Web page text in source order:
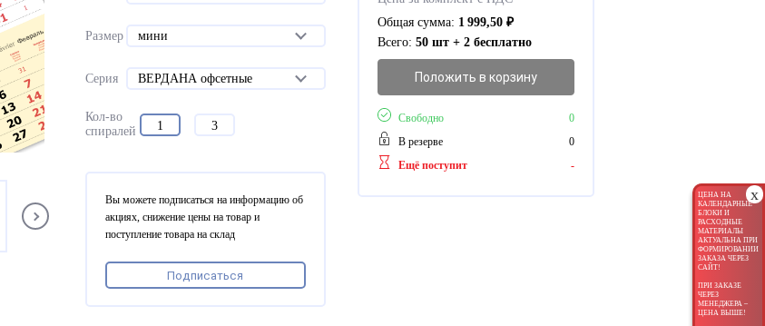
x
ЦЕНА НА
КАЛЕНДАРНЫЕ
БЛОКИ И
РАСХОДНЫЕ
МАТЕРИАЛЫ
АКТУАЛЬНА ПРИ
ФОРМИРОВАНИИ
ЗАКАЗА ЧЕРЕЗ
САЙТ!
ПРИ ЗАКАЗЕ
ЧЕРЕЗ
МЕНЕДЖЕРА –
ЦЕНА ВЫШЕ!
Размер мини
Серия ВЕРДАНА офсетные
Кол-во
спиралей
1 3
Общая сумма: 1 999,50₽
Всего: 50 шт + 2 бесплатно
Положить в корзину
Свободно
0
В резерве
0
Ещё поступит
-
Вы можете подписаться на информацию об
акциях, снижение цены на товар и
поступление товара на склад
Подписаться